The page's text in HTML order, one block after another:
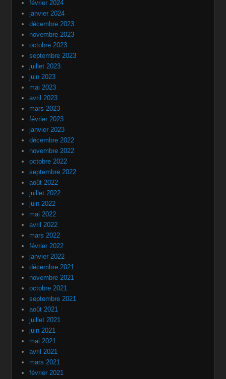
février 2024
janvier 2024
décembre 2023
novembre 2023
octobre 2023
septembre 2023
juillet 2023
juin 2023
mai 2023
avril 2023
mars 2023
février 2023
janvier 2023
décembre 2022
novembre 2022
octobre 2022
septembre 2022
août 2022
juillet 2022
juin 2022
mai 2022
avril 2022
mars 2022
février 2022
janvier 2022
décembre 2021
novembre 2021
octobre 2021
septembre 2021
août 2021
juillet 2021
juin 2021
mai 2021
avril 2021
mars 2021
février 2021